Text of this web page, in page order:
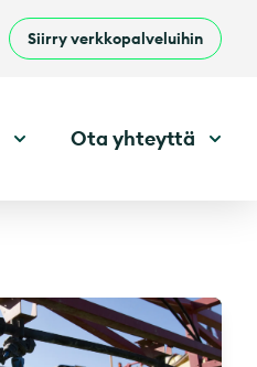
Siirry verkkopalveluihin
Ota yhteyttä